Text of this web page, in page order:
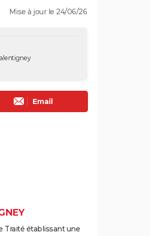
Mise à jour le 24/06/26
Email
Traité établissant une